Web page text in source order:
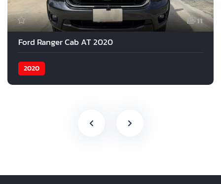
11
Ford Ranger Cab AT 2020
2020